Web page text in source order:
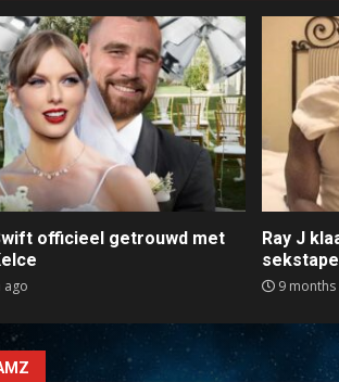
officieel getrouwd met
ago
Ray J
sekstape
9 months